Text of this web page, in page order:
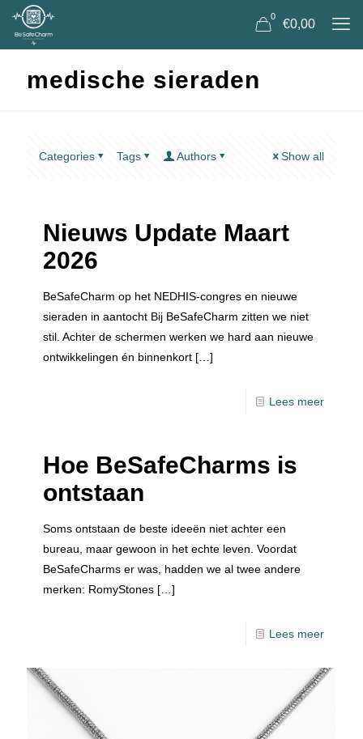
0
€0,00
medische sieraden
Categories Tags Authors Show all
Nieuws Update Maart
2026
BeSafeCharm op het NEDHIS-congres en nieuwe
sieraden in aantocht Bij BeSafeCharm zitten we niet
stil. Achter de schermen werken we hard aan nieuwe
ontwikkelingen én binnenkort […]
Lees meer
Hoe BeSafeCharms is
ontstaan
Soms ontstaan de beste ideeën niet achter een
bureau, maar gewoon in het echte leven. Voordat
BeSafeCharms er was, hadden we al twee andere
merken: RomyStones […]
Lees meer